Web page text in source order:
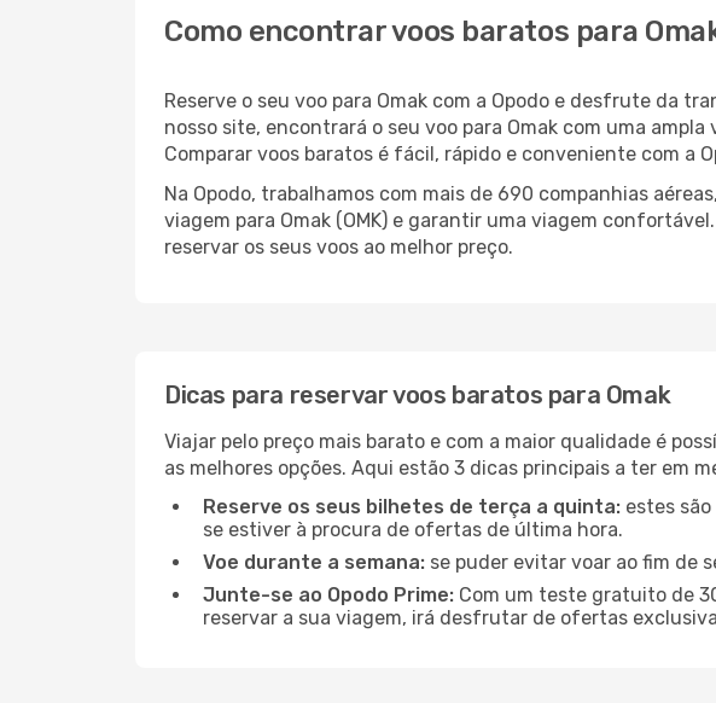
Como encontrar voos baratos para
Reserve o seu voo para Omak com a Opodo e desfrute da
nosso site, encontrará o seu voo para Omak com uma
Comparar voos baratos é fácil, rápido e conveniente com a
Na Opodo, trabalhamos com mais de 690 companhias
viagem para Omak (OMK) e garantir uma viagem
reservar os seus voos ao melhor preço.
Dicas para reservar voos baratos para Omak
Viajar pelo preço mais barato e com a maior qualidade é
as melhores opções. Aqui estão 3 dicas principais a ter em
Reserve os seus bilhetes de terça a quinta: estes
se estiver à procura de ofertas de última hora.
Voe durante a semana: se puder evitar voar ao fim de
Junte-se ao Opodo Prime: Com um teste gratuito de
reservar a sua viagem, irá desfrutar de ofertas